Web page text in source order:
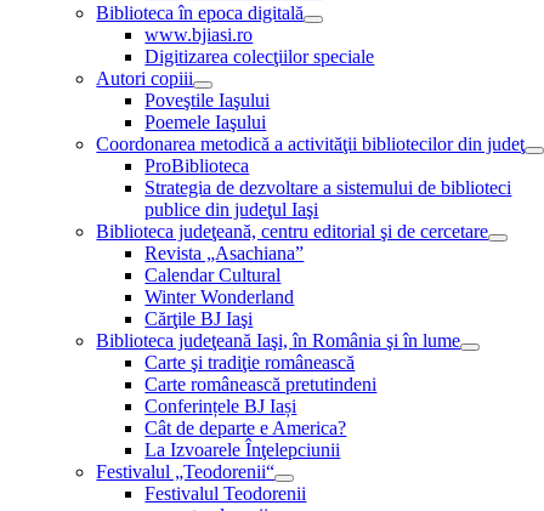
Biblioteca în epoca digitală
www.bjiasi.ro
Digitizarea colecţiilor speciale
Autori copiii
Poveştile Iaşului
Poemele Iaşului
Coordonarea metodică a activităţii bibliotecilor din judeţ
ProBiblioteca
Strategia de dezvoltare a sistemului de biblioteci
publice din judeţul Iaşi
Biblioteca judeţeană, centru editorial şi de cercetare
Revista „Asachiana”
Calendar Cultural
Winter Wonderland
Cărţile BJ Iaşi
Biblioteca judeţeană Iaşi, în România şi în lume
Carte şi tradiţie românească
Carte românească pretutindeni
Conferințele BJ Iași
Cât de departe e America?
La Izvoarele Înţelepciunii
Festivalul „Teodorenii“
Festivalul Teodorenii